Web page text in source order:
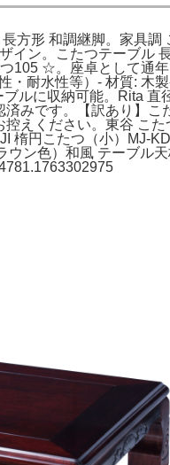
方形 和調継脚。家具
イン。こたつテーブル
☆。座卓として通年
耐水性等）- 材質: 木
に収納可能。Rita 直
みです。【訳あり】
えください。東谷 こ
楕円こたつ（小）MJ-
ン色）和風 テーブル